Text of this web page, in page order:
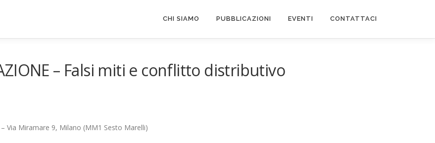
CHI SIAMO PUBBLICAZIONI EVENTI CONTATTACI
– Falsi miti e conflitto distributivo
Via Miramare 9, Milano (MM1 Sesto Marelli)